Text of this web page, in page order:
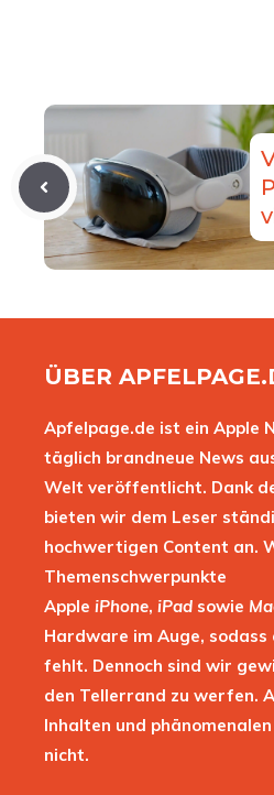
ÜBER
Apfelpage.de ist ein Apple
täglich brandneue News
Welt veröffentlicht. Dank
bieten wir dem Leser
hochwertigen Content an.
Themenschwerpunkte
Apple iPhone, iPad sowie
Hardware im Auge, sodass
fehlt. Dennoch sind wir
den Tellerrand zu werfen.
Inhalten und
nicht.